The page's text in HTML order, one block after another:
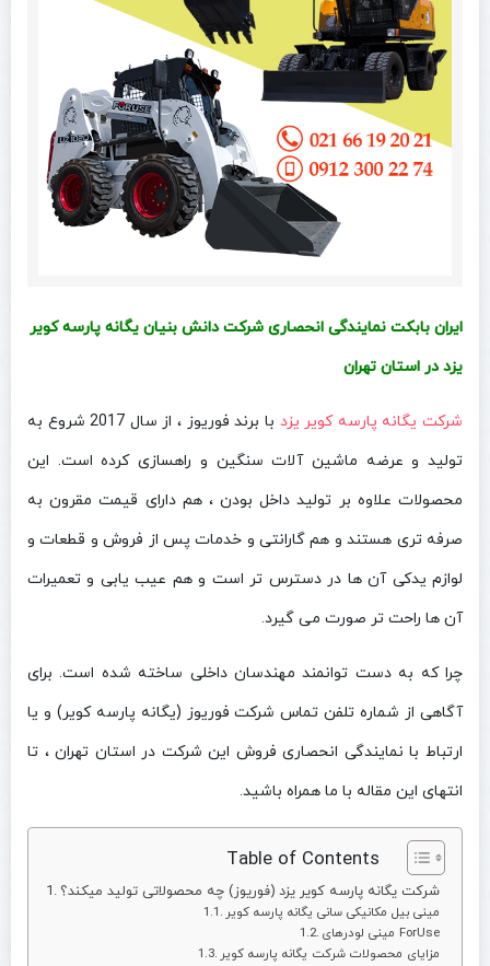
ایران بابکت نمایندگی انحصاری شرکت دانش بنیان یگانه پارسه کویر
یزد در استان تهران
شرکت یگانه پارسه کویر یزد
با برند فوریوز ، از سال 2017 شروع به
تولید و عرضه ماشین آلات سنگین و راهسازی کرده است. این
محصولات علاوه بر تولید داخل بودن ، هم دارای قیمت مقرون به
صرفه تری هستند و هم گارانتی و خدمات پس از فروش و قطعات و
لوازم یدکی آن ها در دسترس تر است و هم عیب یابی و تعمیرات
آن ها راحت تر صورت می گیرد.
چرا که به دست توانمند مهندسان داخلی ساخته شده است. برای
آگاهی از شماره تلفن تماس شرکت فوریوز (یگانه پارسه کویر) و یا
ارتباط با نمایندگی انحصاری فروش این شرکت در استان تهران ، تا
انتهای این مقاله با ما همراه باشید.
Table of Contents
شرکت یگانه پارسه کویر یزد (فوریوز) چه محصولاتی تولید میکند؟
مینی بیل‌ مکانیکی سانی یگانه پارسه کویر
مینی لودرهای ForUse
مزایای محصولات شرکت یگانه پارسه کویر